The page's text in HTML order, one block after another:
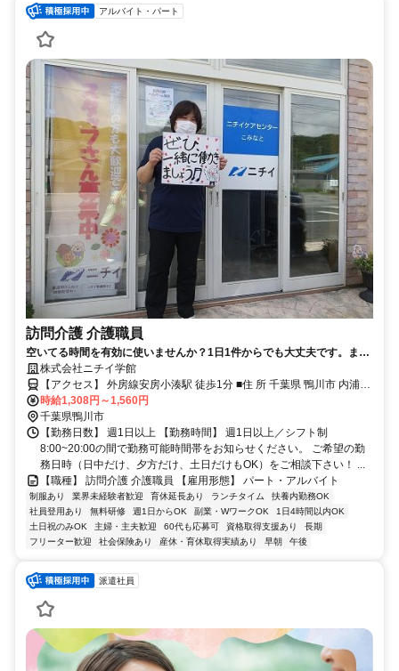
アルバイト・パート
訪問介護 介護職員
空いてる時間を有効に使いませんか？1日1件からでも大丈夫です。まず
は第一歩踏み出してみませんか？
株式会社ニチイ学館
【アクセス】 外房線安房小湊駅 徒歩1分 ■住 所 千葉県 鴨川市 内浦
404-8 ■アクセス 外房線安房小湊駅 徒歩1分
時給1,308円～1,560円
千葉県鴨川市
【勤務日数】 週1日以上 【勤務時間】 週1日以上／シフト制
8:00~20:00の間で勤務可能時間帯をお知らせください。 ご希望の勤
務日時（日中だけ、夕方だけ、土日だけもOK）をご相談下さい！ ...
【職種】 訪問介護 介護職員 【雇用形態】 パート・アルバイト
制服あり 業界未経験者歓迎 育休延長あり ランチタイム
扶養内勤務OK
社員登用あり
無料研修 週1日からOK 副業・WワークOK
1日4時間以内OK
土日祝のみOK
主婦・主夫歓迎 60代も応募可 資格取得支援あり
長期
フリーター歓迎
社会保険あり 産休・育休取得実績あり 早朝 午後
派遣社員